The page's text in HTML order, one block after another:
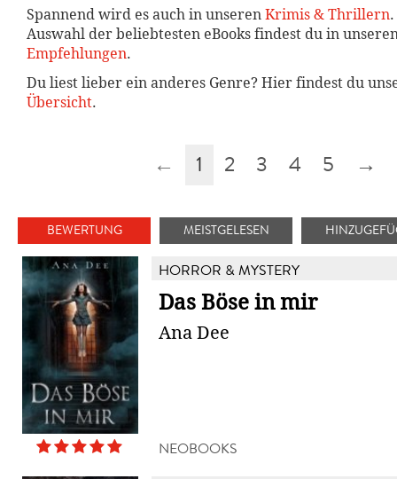
Spannend wird es auch in unserenKrimis & Thrillern
Auswahl der beliebtesten eBooks findest du in
Empfehlungen.
Du liest lieber ein anderes Genre? Hier findest du
Übersicht.
← 1 2 3 4 5 →
BEWERTUNG MEISTGELESEN
HORROR & MYSTERY
Das Böse in mir
Ana Dee
NEOBOOKS